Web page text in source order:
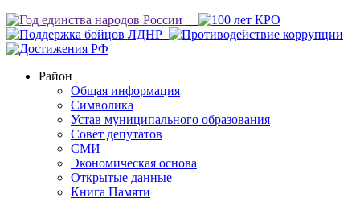
Район
Общая информация
Символика
Устав муниципального образования
Совет депутатов
СМИ
Экономическая основа
Открытые данные
Книга Памяти